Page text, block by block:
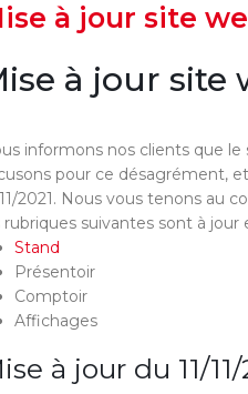
à jour site
à jour
informons nos clients que
pour ce désagrément,
2021. Nous vous tenons au
rubriques suivantes sont à jour
Stand
Présentoir
Comptoir
Affichages
à jour du 11/11/